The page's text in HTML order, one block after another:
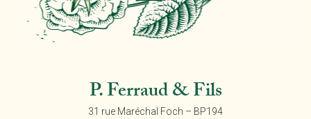
P. Ferraud & Fils
31 rue Maréchal Foch – BP194